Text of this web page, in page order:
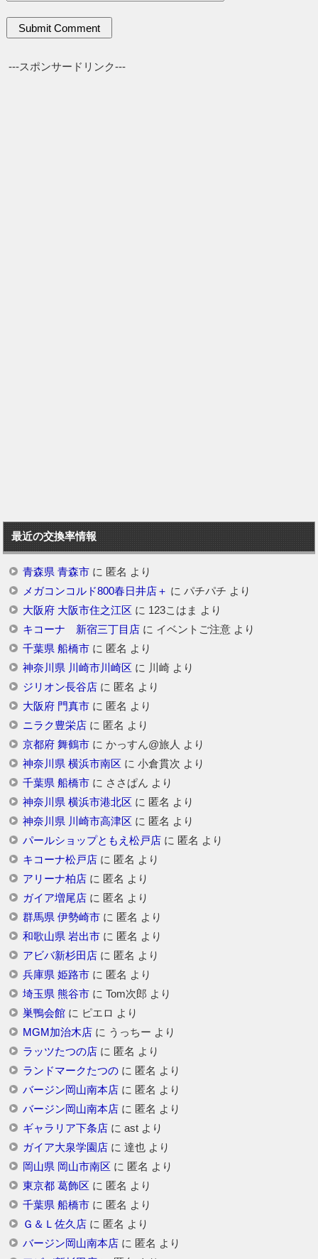
---スポンサードリンク---
最近の交換率情報
青森県 青森市に 匿名 より
メガコンコルド800春日井店＋ に パチパチ より
大阪府 大阪市住之江区 に 123こはま より
キコーナ 新宿三丁目店に イベントご注意より
千葉県 船橋市に 匿名 より
神奈川県 川崎市川崎区 に 川崎より
ジリオン長谷店に 匿名 より
大阪府 門真市に 匿名 より
ニラク豊栄店に 匿名 より
京都府 舞鶴市に かっすん@旅人 より
神奈川県 横浜市南区 に 小倉貫次 より
千葉県 船橋市に ささぱん より
神奈川県 横浜市港北区 に 匿名 より
神奈川県 川崎市高津区 に 匿名 より
パールショップともえ松戸店に 匿名 より
キコーナ松戸店に 匿名 より
アリーナ柏店に 匿名 より
ガイア増尾店に 匿名 より
群馬県 伊勢崎市に 匿名 より
和歌山県 岩出市に 匿名 より
アビバ新杉田店に 匿名 より
兵庫県 姫路市に 匿名 より
埼玉県 熊谷市に Tom次郎 より
巣鴨会館に ピエロ より
MGM加治木店に うっちー より
ラッツたつの店に 匿名 より
ランドマークたつのに 匿名 より
バージン岡山南本店に 匿名 より
バージン岡山南本店に 匿名 より
ギャラリア下条店に astより
ガイア大泉学園店に 達也より
岡山県 岡山市南区 に 匿名 より
東京都 葛飾区 に 匿名 より
千葉県 船橋市に 匿名 より
Ｇ＆Ｌ佐久店に 匿名 より
バージン岡山南本店に 匿名 より